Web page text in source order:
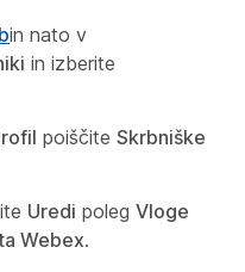
in nato v
in izberite
poiščite Skrbniške
Uredi poleg Vloge
Webex.